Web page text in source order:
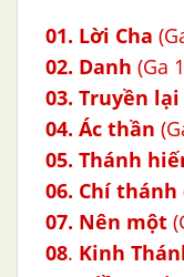
01. Lời Cha
02. Danh (Ga
03. Truyền lại
04. Ác thần
05. Thánh
06. Chí thánh
07. Nên một
08. Kinh